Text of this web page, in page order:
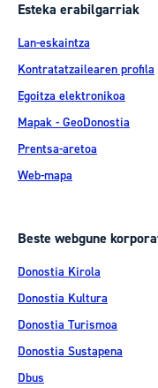
Esteka erabilgarriak
Lan-eskaintza
Kontratatzailearen profila
Egoitza elektronikoa
Mapak - GeoDonostia
Prentsa-aretoa
Web-mapa
Beste webgune
Donostia Kirola
Donostia Kultura
Donostia Turismoa
Donostia Sustapena
Dbus